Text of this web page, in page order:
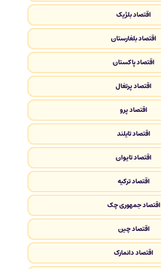
اقتصاد بلژیک
اقتصاد بلغارستان
اقتصاد پاکستان
اقتصاد پرتغال
اقتصاد پرو
اقتصاد تایلند
اقتصاد تایوان
اقتصاد ترکیه
اقتصاد جمهوری چک
اقتصاد چین
اقتصاد دانمارک